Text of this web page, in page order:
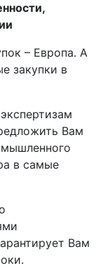
– Европа. А
закупки в
Вам
в самые
Вам